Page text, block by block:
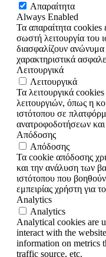
Απαραίτητα
Always Enabled
Τα απαραίτητα cookies
σωστή λειτουργία του
διασφαλίζουν ανώνυμα
χαρακτηριστικά
Λειτουργικά
Λειτουργικά
Τα λειτουργικά
λειτουργιών, όπως η
ιστότοπου σε
ανατροφοδοτήσεων και
Απόδοσης
Απόδοσης
Τα cookie απόδοσης
και την ανάλυση των
ιστότοπου που
εμπειρίας χρήστη για
Analytics
Analytics
Analytical cookies are
interact with the
information on metrics
traffic source, etc.